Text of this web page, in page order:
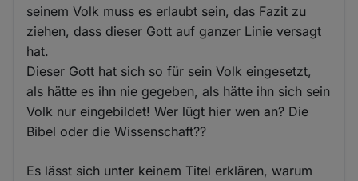
seinem Volk muss es erlaubt sein, das Fazit zu
ziehen, dass dieser Gott auf ganzer Linie versagt
hat.
Dieser Gott hat sich so für sein Volk eingesetzt,
als hätte es ihn nie gegeben, als hätte ihn sich sein
Volk nur eingebildet! Wer lügt hier wen an? Die
Bibel oder die Wissenschaft??
Es lässt sich unter keinem Titel erklären, warum